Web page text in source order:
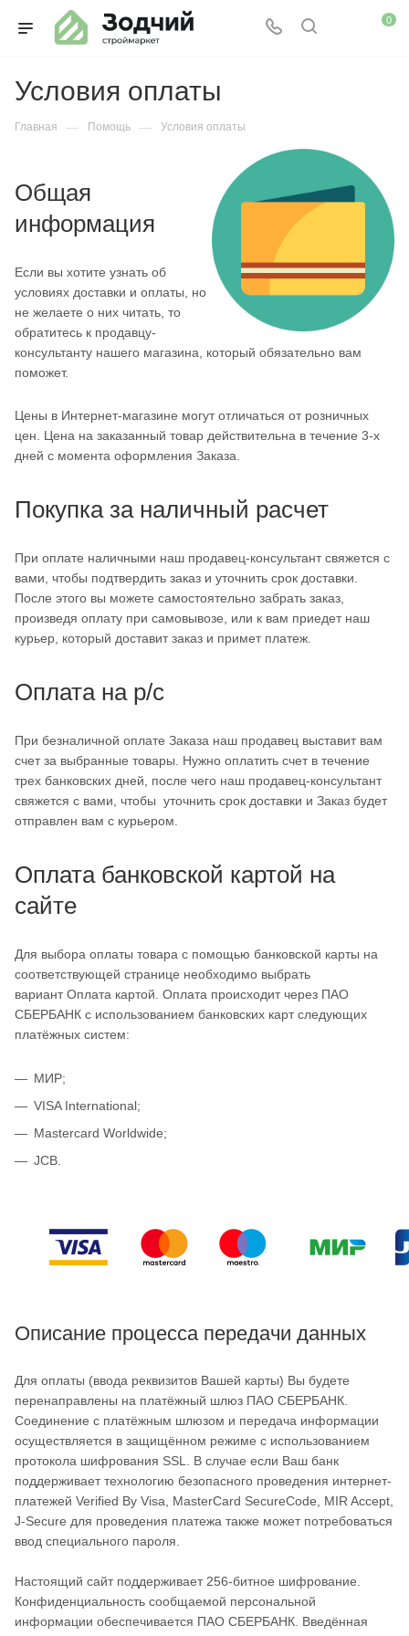
0
Условия оплаты
Главная — Помощь — Условия оплаты
Общая
информация
Если вы хотите узнать об
условиях доставки и оплаты, но
не желаете о них читать, то
обратитесь к продавцу-
консультанту нашего магазина, который обязательно вам
поможет.
Цены в Интернет-магазине могут отличаться от розничных
цен. Цена на заказанный товар действительна в течение 3-х
дней с момента оформления Заказа.
Покупка за наличный расчет
При оплате наличными наш продавец-консультант свяжется с
вами, чтобы подтвердить заказ и уточнить срок доставки.
После этого вы можете самостоятельно забрать заказ,
произведя оплату при самовывозе, или к вам приедет наш
курьер, который доставит заказ и примет платеж.
Оплата на р/с
При безналичной оплате Заказа наш продавец выставит вам
счет за выбранные товары. Нужно оплатить счет в течение
трех банковских дней, после чего наш продавец-консультант
свяжется с вами, чтобы уточнить срок доставки и Заказ будет
отправлен вам с курьером.
Оплата банковской картой на
сайте
Для выбора оплаты товара с помощью банковской карты на
соответствующей странице необходимо выбрать
вариант Оплата картой. Оплата происходит через ПАО
СБЕРБАНК с использованием банковских карт следующих
платёжных систем:
МИР;
VISA International;
Mastercard Worldwide;
JCB.
Описание процесса передачи данных
Для оплаты (ввода реквизитов Вашей карты) Вы будете
перенаправлены на платёжный шлюз ПАО СБЕРБАНК.
Соединение с платёжным шлюзом и передача информации
осуществляется в защищённом режиме с использованием
протокола шифрования SSL. В случае если Ваш банк
поддерживает технологию безопасного проведения интернет-
платежей Verified By Visa, MasterCard SecureCode, MIR Accept,
J-Secure для проведения платежа также может потребоваться
ввод специального пароля.
Настоящий сайт поддерживает 256-битное шифрование.
Конфиденциальность сообщаемой персональной
информации обеспечивается ПАО СБЕРБАНК. Введённая